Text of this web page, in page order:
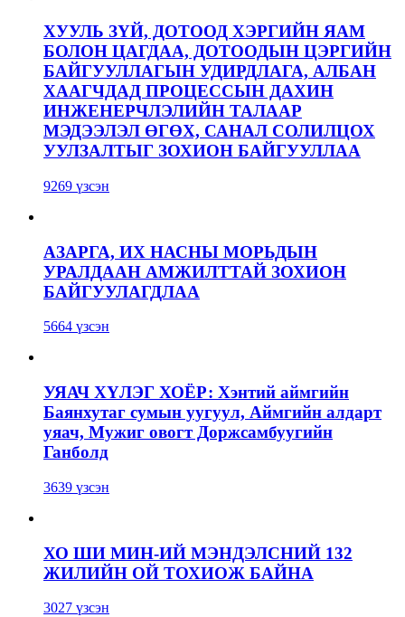
ХУУЛЬ ЗҮЙ, ДОТООД ХЭРГИЙН ЯАМ
БОЛОН ЦАГДАА, ДОТООДЫН ЦЭРГИЙН
БАЙГУУЛЛАГЫН УДИРДЛАГА, АЛБАН
ХААГЧДАД ПРОЦЕССЫН ДАХИН
ИНЖЕНЕРЧЛЭЛИЙН ТАЛААР
МЭДЭЭЛЭЛ ӨГӨХ, САНАЛ СОЛИЛЦОХ
УУЛЗАЛТЫГ ЗОХИОН БАЙГУУЛЛАА
9269 үзсэн
АЗАРГА, ИХ НАСНЫ МОРЬДЫН
УРАЛДААН АМЖИЛТТАЙ ЗОХИОН
БАЙГУУЛАГДЛАА
5664 үзсэн
УЯАЧ ХҮЛЭГ ХОЁР: Хэнтий аймгийн
Баянхутаг сумын уугуул, Аймгийн алдарт
уяач, Мужиг овогт Доржсамбуугийн
Ганболд
3639 үзсэн
ХО ШИ МИН-ИЙ МЭНДЭЛСНИЙ 132
ЖИЛИЙН ОЙ ТОХИОЖ БАЙНА
3027 үзсэн